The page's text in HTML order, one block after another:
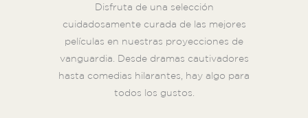
Disfruta de una selección
cuidadosamente curada de las mejores
películas en nuestras proyecciones de
vanguardia. Desde dramas cautivadores
hasta comedias hilarantes, hay algo para
todos los gustos.